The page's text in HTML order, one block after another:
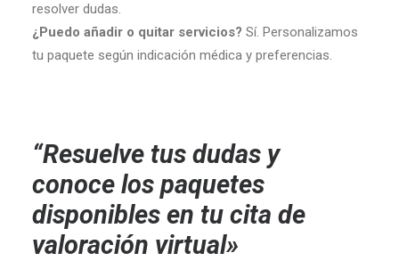
resolver dudas.
¿Puedo añadir o quitar servicios? Sí. Personalizamos
tu paquete según indicación médica y preferencias.
“Resuelve tus dudas y
conoce los paquetes
disponibles en tu cita de
valoración virtual»